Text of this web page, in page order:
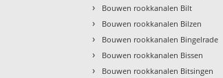
› Bouwen rookkanalen Bilt
› Bouwen rookkanalen Bilzen
› Bouwen rookkanalen Bingelrade
› Bouwen rookkanalen Bissen
› Bouwen rookkanalen Bitsingen